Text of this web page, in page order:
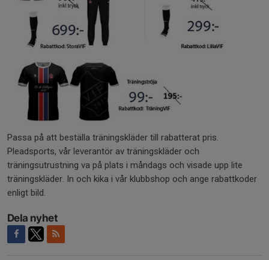
Passa på att beställa träningskläder till rabatterat pris.
Pleadsports, vår leverantör av träningskläder och
träningsutrustning va på plats i måndags och visade upp lite
träningskläder. In och kika i vår klubbshop och ange rabattkoder
enligt bild.
Dela nyhet